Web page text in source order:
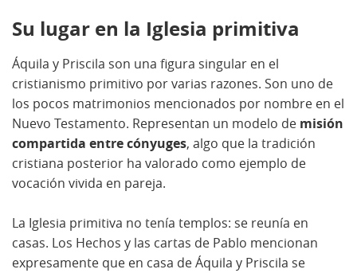
Su lugar en la Iglesia primitiva
Áquila y Priscila son una figura singular en el
cristianismo primitivo por varias razones. Son uno de
los pocos matrimonios mencionados por nombre en el
Nuevo Testamento. Representan un modelo de misión
compartida entre cónyuges, algo que la tradición
cristiana posterior ha valorado como ejemplo de
vocación vivida en pareja.
La Iglesia primitiva no tenía templos: se reunía en
casas. Los Hechos y las cartas de Pablo mencionan
expresamente que en casa de Áquila y Priscila se